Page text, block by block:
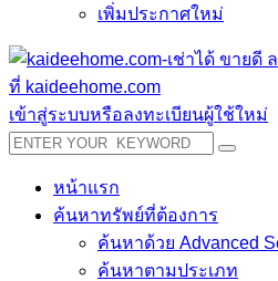
เพิ่มประกาศใหม่
เข้าสู่ระบบหรือลงทะเบียนผู้ใช้ใหม่
หน้าแรก
ค้นหาทรัพย์ที่ต้องการ
ค้นหาด้วย Advanced
ค้นหาตามประเภท